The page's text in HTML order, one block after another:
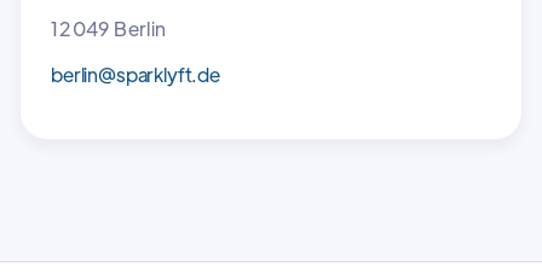
12049 Berlin
berlin@sparklyft.de